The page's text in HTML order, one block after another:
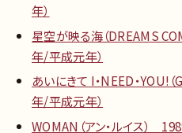
年）
星空が映る海（DREAMS
年/平成元年）
あいにきて I・NEED・YOU!
年/平成元年）
WOMAN（アン・ルイス）